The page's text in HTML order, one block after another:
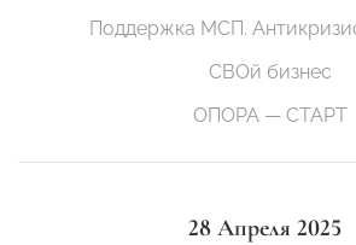
Поддержка МСП.
СВОй бизнес
ОПОРА — СТАРТ
28 Апреля 2025